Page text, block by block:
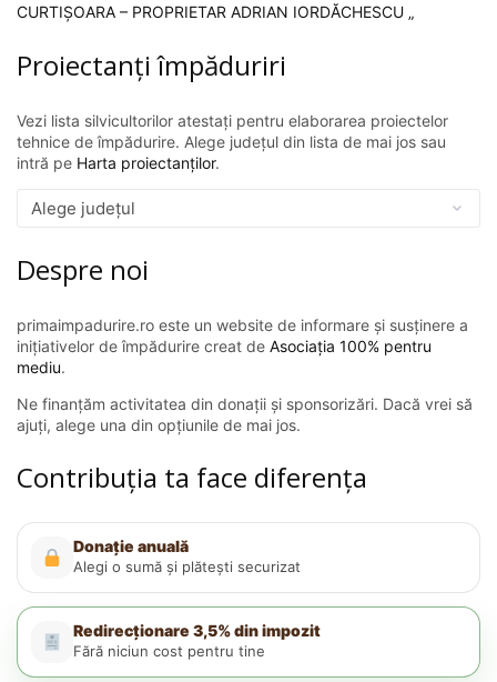
CURTIȘOARA – PROPRIETAR ADRIAN IORDĂCHESCU „
Proiectanți împăduriri
Vezi lista silvicultorilor atestați pentru elaborarea proiectelor
tehnice de împădurire. Alege județul din lista de mai jos sau
intră pe Harta proiectanților.
Despre noi
primaimpadurire.ro este un website de informare și susținere a
inițiativelor de împădurire creat de Asociația 100% pentru
mediu.
Ne finanțăm activitatea din donații și sponsorizări. Dacă vrei să
ajuți, alege una din opțiunile de mai jos.
Contribuția ta face diferența
Donație anuală
Alegi o sumă și plătești securizat
Redirecționare 3,5% din impozit
Fără niciun cost pentru tine